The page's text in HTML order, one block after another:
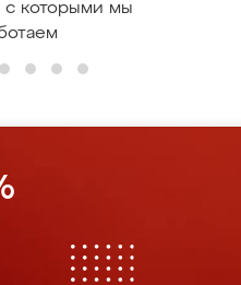
с которыми мы